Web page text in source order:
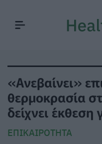
«Ανεβαίνει»
θερμοκρασία
δείχνει έκθεση
ΕΠΙΚΑΙΡΌΤΗΤΑ